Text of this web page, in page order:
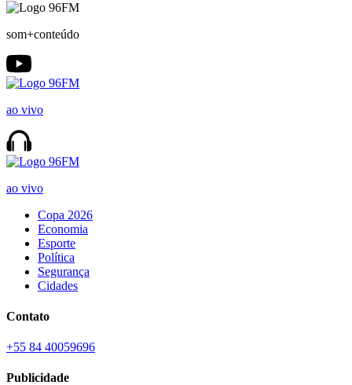
som+conteúdo
ao vivo
ao vivo
Copa 2026
Economia
Esporte
Política
Segurança
Cidades
Contato
+55 84 40059696
Publicidade